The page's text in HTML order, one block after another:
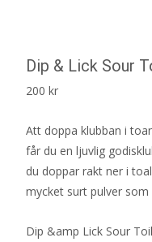
Dip & Lick Sour
200 kr
Att doppa klubban i
får du en ljuvlig
du doppar rakt ner i
mycket surt pulver
Dip &amp Lick Sour